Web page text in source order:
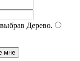
Дерево.